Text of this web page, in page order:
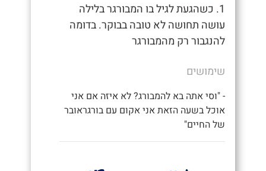
1. כשהגעת לגיל בו המבורגר בלילה
עושה תחושה לא טובה בבוקר. בדומה
להנגבור רק מהמבורגר
שימושים
- "וסי אתה בא להמבורג? לא איזה אם אני
אוכל בשעה הזאת אני אקום עם בורגראובר
של החיים"